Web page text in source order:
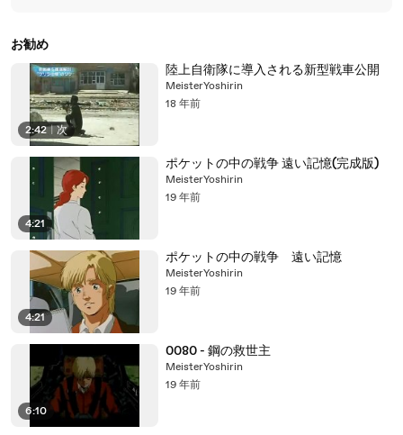
お勧め
2:42 | 次
陸上自衛隊に導入される新型戦車公開
MeisterYoshirin
18 年前
4:21
ポケットの中の戦争 遠い記憶(完成版)
MeisterYoshirin
19 年前
4:21
ポケットの中の戦争 遠い記憶
MeisterYoshirin
19 年前
6:10
0080 - 鋼の救世主
MeisterYoshirin
19 年前